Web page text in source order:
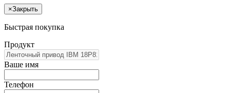
×Закрыть
Быстрая покупка
Продукт
Ваше имя
Телефон